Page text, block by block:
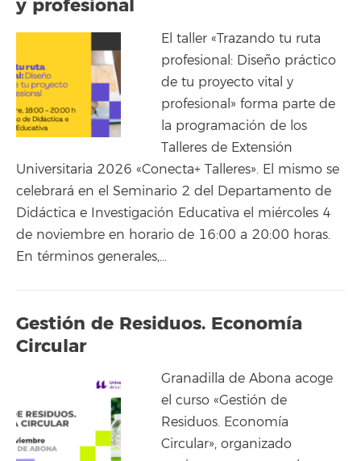
y profesional
El taller «Trazando tu ruta
profesional: Diseño práctico
de tu proyecto vital y
profesional» forma parte de
la programación de los
Talleres de Extensión
Universitaria 2026 «Conecta+ Talleres». El mismo se
celebrará en el Seminario 2 del Departamento de
Didáctica e Investigación Educativa el miércoles 4
de noviembre en horario de 16:00 a 20:00 horas.
En términos generales,…
Gestión de Residuos. Economía
Circular
Granadilla de Abona acoge
el curso «Gestión de
Residuos. Economía
Circular», organizado